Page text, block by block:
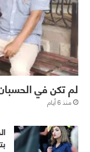
لم تكن في
منذ 6 أيام